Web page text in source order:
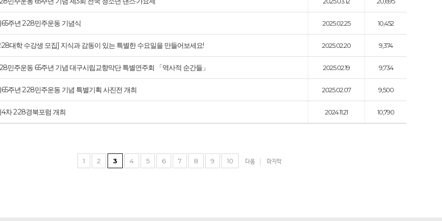
주년 2·28민주운동 기념식 2025.02.25 10,452
대학 수강생 모집] 지식과 감동이 있는 특별한 수요일을 만들어보세요! 2025.02.20 9,374
민주운동 65주년 기념 대구시립교향악단 특별연주회 「역사적 순간들」 2025.02.19 9,734
주년 2·28민주운동 기념 특별기획 사진전 개최 2025.02.07 9,500
차 2·28경북포럼 개최 2024.11.21 10,790
1 2 3 4 5 6 7 8 9 10 다음 마지막